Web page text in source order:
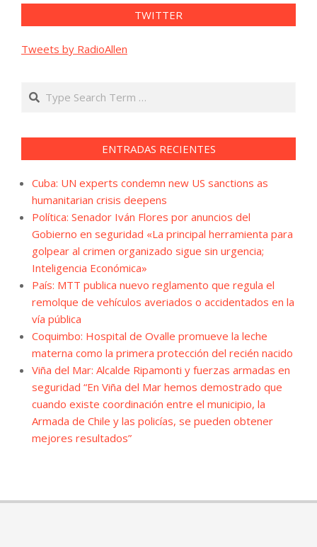
TWITTER
Tweets by RadioAllen
Search
ENTRADAS RECIENTES
Cuba: UN experts condemn new US sanctions as
humanitarian crisis deepens
Política: Senador Iván Flores por anuncios del
Gobierno en seguridad «La principal herramienta para
golpear al crimen organizado sigue sin urgencia;
Inteligencia Económica»
País: MTT publica nuevo reglamento que regula el
remolque de vehículos averiados o accidentados en la
vía pública
Coquimbo: Hospital de Ovalle promueve la leche
materna como la primera protección del recién nacido
Viña del Mar: Alcalde Ripamonti y fuerzas armadas en
seguridad “En Viña del Mar hemos demostrado que
cuando existe coordinación entre el municipio, la
Armada de Chile y las policías, se pueden obtener
mejores resultados”